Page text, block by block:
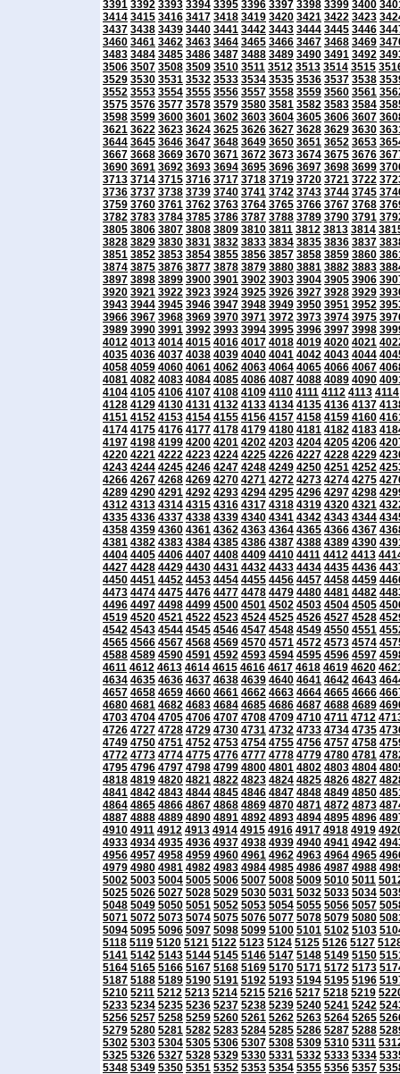
3391 3392 3393 3394 3395 3396 3397 3398 3399 3400
3414 3415 3416 3417 3418 3419 3420 3421 3422 3423
3437 3438 3439 3440 3441 3442 3443 3444 3445 3446
3460 3461 3462 3463 3464 3465 3466 3467 3468 3469
3483 3484 3485 3486 3487 3488 3489 3490 3491 3492
3506 3507 3508 3509 3510 3511 3512 3513 3514 3515
3529 3530 3531 3532 3533 3534 3535 3536 3537 3538
3552 3553 3554 3555 3556 3557 3558 3559 3560 3561
3575 3576 3577 3578 3579 3580 3581 3582 3583 3584
3598 3599 3600 3601 3602 3603 3604 3605 3606 3607
3621 3622 3623 3624 3625 3626 3627 3628 3629 3630
3644 3645 3646 3647 3648 3649 3650 3651 3652 3653
3667 3668 3669 3670 3671 3672 3673 3674 3675 3676
3690 3691 3692 3693 3694 3695 3696 3697 3698 3699
3713 3714 3715 3716 3717 3718 3719 3720 3721 3722
3736 3737 3738 3739 3740 3741 3742 3743 3744 3745
3759 3760 3761 3762 3763 3764 3765 3766 3767 3768
3782 3783 3784 3785 3786 3787 3788 3789 3790 3791
3805 3806 3807 3808 3809 3810 3811 3812 3813 3814
3828 3829 3830 3831 3832 3833 3834 3835 3836 3837
3851 3852 3853 3854 3855 3856 3857 3858 3859 3860
3874 3875 3876 3877 3878 3879 3880 3881 3882 3883
3897 3898 3899 3900 3901 3902 3903 3904 3905 3906
3920 3921 3922 3923 3924 3925 3926 3927 3928 3929
3943 3944 3945 3946 3947 3948 3949 3950 3951 3952
3966 3967 3968 3969 3970 3971 3972 3973 3974 3975
3989 3990 3991 3992 3993 3994 3995 3996 3997 3998
4012 4013 4014 4015 4016 4017 4018 4019 4020 4021
4035 4036 4037 4038 4039 4040 4041 4042 4043 4044
4058 4059 4060 4061 4062 4063 4064 4065 4066 4067
4081 4082 4083 4084 4085 4086 4087 4088 4089 4090
4104 4105 4106 4107 4108 4109 4110 4111 4112 4113 4114
4128 4129 4130 4131 4132 4133 4134 4135 4136 4137
4151 4152 4153 4154 4155 4156 4157 4158 4159 4160
4174 4175 4176 4177 4178 4179 4180 4181 4182 4183
4197 4198 4199 4200 4201 4202 4203 4204 4205 4206
4220 4221 4222 4223 4224 4225 4226 4227 4228 4229
4243 4244 4245 4246 4247 4248 4249 4250 4251 4252
4266 4267 4268 4269 4270 4271 4272 4273 4274 4275
4289 4290 4291 4292 4293 4294 4295 4296 4297 4298
4312 4313 4314 4315 4316 4317 4318 4319 4320 4321
4335 4336 4337 4338 4339 4340 4341 4342 4343 4344
4358 4359 4360 4361 4362 4363 4364 4365 4366 4367
4381 4382 4383 4384 4385 4386 4387 4388 4389 4390
4404 4405 4406 4407 4408 4409 4410 4411 4412 4413
4427 4428 4429 4430 4431 4432 4433 4434 4435 4436
4450 4451 4452 4453 4454 4455 4456 4457 4458 4459
4473 4474 4475 4476 4477 4478 4479 4480 4481 4482
4496 4497 4498 4499 4500 4501 4502 4503 4504 4505
4519 4520 4521 4522 4523 4524 4525 4526 4527 4528
4542 4543 4544 4545 4546 4547 4548 4549 4550 4551
4565 4566 4567 4568 4569 4570 4571 4572 4573 4574
4588 4589 4590 4591 4592 4593 4594 4595 4596 4597
4611 4612 4613 4614 4615 4616 4617 4618 4619 4620
4634 4635 4636 4637 4638 4639 4640 4641 4642 4643
4657 4658 4659 4660 4661 4662 4663 4664 4665 4666
4680 4681 4682 4683 4684 4685 4686 4687 4688 4689
4703 4704 4705 4706 4707 4708 4709 4710 4711 4712
4726 4727 4728 4729 4730 4731 4732 4733 4734 4735
4749 4750 4751 4752 4753 4754 4755 4756 4757 4758
4772 4773 4774 4775 4776 4777 4778 4779 4780 4781
4795 4796 4797 4798 4799 4800 4801 4802 4803 4804
4818 4819 4820 4821 4822 4823 4824 4825 4826 4827
4841 4842 4843 4844 4845 4846 4847 4848 4849 4850
4864 4865 4866 4867 4868 4869 4870 4871 4872 4873
4887 4888 4889 4890 4891 4892 4893 4894 4895 4896
4910 4911 4912 4913 4914 4915 4916 4917 4918 4919
4933 4934 4935 4936 4937 4938 4939 4940 4941 4942
4956 4957 4958 4959 4960 4961 4962 4963 4964 4965
4979 4980 4981 4982 4983 4984 4985 4986 4987 4988
5002 5003 5004 5005 5006 5007 5008 5009 5010 5011
5025 5026 5027 5028 5029 5030 5031 5032 5033 5034
5048 5049 5050 5051 5052 5053 5054 5055 5056 5057
5071 5072 5073 5074 5075 5076 5077 5078 5079 5080
5094 5095 5096 5097 5098 5099 5100 5101 5102 5103
5118 5119 5120 5121 5122 5123 5124 5125 5126 5127
5141 5142 5143 5144 5145 5146 5147 5148 5149 5150
5164 5165 5166 5167 5168 5169 5170 5171 5172 5173
5187 5188 5189 5190 5191 5192 5193 5194 5195 5196
5210 5211 5212 5213 5214 5215 5216 5217 5218 5219
5233 5234 5235 5236 5237 5238 5239 5240 5241 5242
5256 5257 5258 5259 5260 5261 5262 5263 5264 5265
5279 5280 5281 5282 5283 5284 5285 5286 5287 5288
5302 5303 5304 5305 5306 5307 5308 5309 5310 5311
5325 5326 5327 5328 5329 5330 5331 5332 5333 5334
5348 5349 5350 5351 5352 5353 5354 5355 5356 5357